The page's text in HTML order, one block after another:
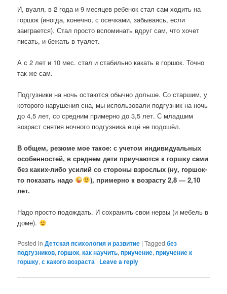
И, вуаля, в 2 года и 9 месяцев ребенок стал сам ходить на
горшок (иногда, конечно, с осечками, забываясь, если
заиграется). Стал просто вспоминать вдруг сам, что хочет
писать, и бежать в туалет.
А с 2 лет и 10 мес. стал и стабильно какать в горшок. Точно
так же сам.
Подгузники на ночь остаются обычно дольше. Со старшим, у
которого нарушения сна, мы использовали подгузник на ночь
до 4,5 лет, со средним примерно до 3,5 лет. С младшим
возраст снятия ночного подгузника ещё не подошёл.
В общем, резюме мое такое: с учетом индивидуальных
особенностей, в среднем дети приучаются к горшку сами
без каких-либо усилий со стороны взрослых (ну, горшок-
то показать надо
), примерно к возрасту 2,8 — 2,10
лет.
Надо просто подождать. И сохранить свои нервы (и мебель в
доме).
Posted in Детская психология и развитие |Tagged без
подгузников,горшок,как научить,приучение,приучение к
горшку,с какого возраста | Leave a reply